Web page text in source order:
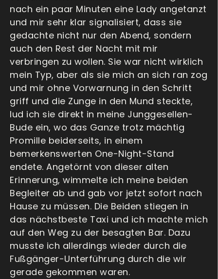
nach ein paar Minuten eine Lady angetanzt
und mir sehr klar signalisiert, dass sie
gedachte nicht nur den Abend, sondern
auch den Rest der Nacht mit mir
verbringen zu wollen. Sie war nicht wirklich
mein Typ, aber als sie mich an sich ran zog
und mir ohne Vorwarnung in den Schritt
griff und die Zunge in den Mund steckte,
lud ich sie direkt in meine Junggesellen-
Bude ein, wo das Ganze trotz mächtig
Promille beiderseits, in einem
bemerkenswerten One-Night-Stand
endete. Angetörnt von dieser alten
Erinnerung, wimmelte ich meine beiden
Begleiter ab und gab vor jetzt sofort nach
Hause zu müssen. Die Beiden stiegen in
das nächstbeste Taxi und ich machte mich
auf den Weg zu der besagten Bar. Dazu
musste ich allerdings wieder durch die
Fußgänger-Unterführung durch die wir
gerade gekommen waren.